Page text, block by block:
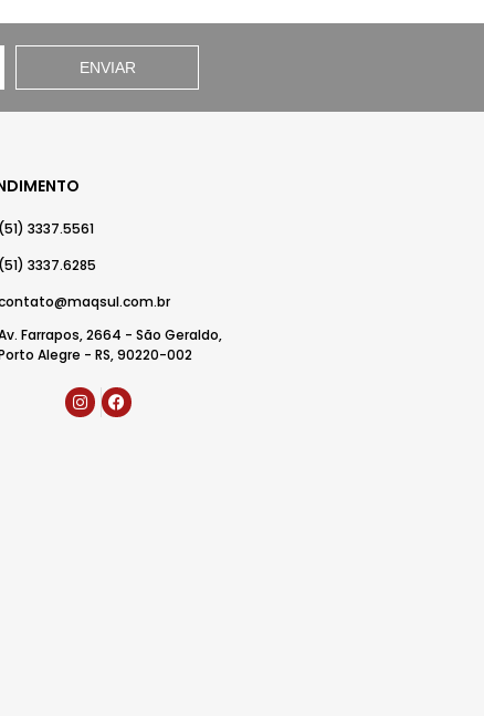
ENVIAR
(51) 3337.5561
(51) 3337.6285
Farrapos, 2664 - São Geraldo,
Alegre - RS, 90220-002